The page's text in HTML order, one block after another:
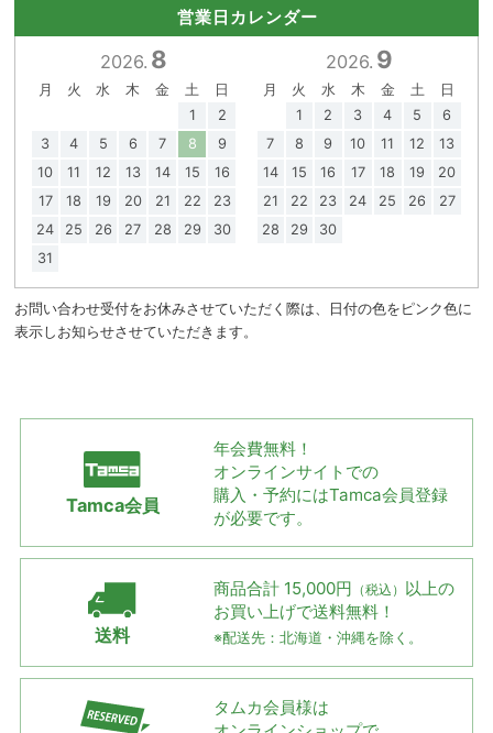
営業日カレンダー
2026. 8
月 火 水 木 金 土
日
1
2
3
4 5 6 7 8
9
10
11 12 13 14 15
16
17
18 19 20 21 22
23
24
25 26 27 28 29
30
31
2026. 9
月 火 水 木 金 土
日
1
2 3 4 5
6
7
8 9 10 11 12
13
14
15 16 17 18 19
20
21
22 23 24 25 26
27
28
29 30
お問い合わせ受付をお休みさせていただく際は、日付の色をピンク色に
表示しお知らせさせていただきます。
Tamca会員
年会費無料！
オンラインサイトでの
購入・予約にはTamca会員登録
が必要です。
送料
商品合計 15,000円 （税込） 以上の
お買い上げで送料無料！
※配送先：北海道・沖縄を除く。
タムカ会員様は